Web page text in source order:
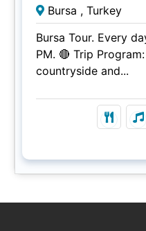
Bursa , Turkey
Bursa Tour. Every
PM. 🔴 Trip
countryside and...